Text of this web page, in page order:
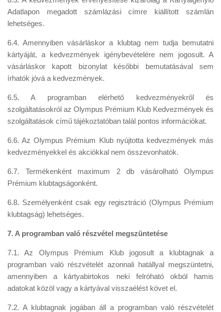
Adatlapon megadott számlázási címre kiállított számlán
lehetséges.
6.4. Amennyiben vásárláskor a klubtag nem tudja bemutatni
kártyáját, a kedvezmények igénybevételére nem jogosult. A
vásárláskor kapott bizonylat későbbi bemutatásával sem
írhatók jóvá a kedvezmények.
6.5. A programban elérhető kedvezményekről és
szolgáltatásokról az Olympus Prémium Klub Kedvezmények és
szolgáltatások című tájékoztatóban talál pontos információkat.
6.6. Az Olympus Prémium Klub nyújtotta kedvezmények más
kedvezményekkel és akciókkal nem összevonhatók.
6.7. Termékenként maximum 2 db vásárolható Olympus
Prémium klubtagságonként.
6.8. Személyenként csak egy regisztráció (Olympus Prémium
klubtagság) lehetséges.
7. A programban való részvétel megszüntetése
7.1. Az Olympus Prémium Klub jogosult a klubtagnak a
programban való részvételét azonnali hatállyal megszüntetni,
amennyiben a kártyabirtokos neki felróható okból hamis
adatokat közöl vagy a kártyával visszaélést követ el.
7.2. A klubtagnak jogában áll a programban való részvételét